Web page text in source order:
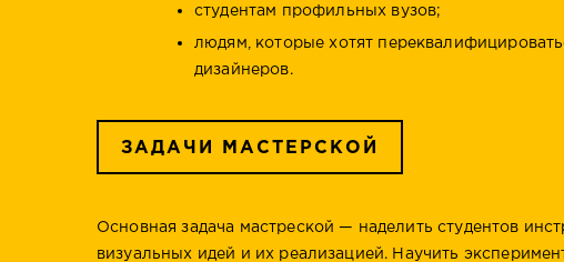
студентам профильных вузов;
людям, которые хотят
дизайнеров.
ЗАДАЧИ МАСТЕРСКОЙ
Основная задача мастреской — наделить студентов
визуальных идей и их реализацией. Научить